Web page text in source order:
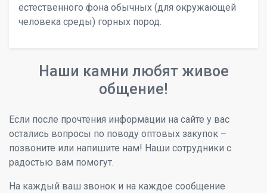
естественного фона обычных (для окружающей
человека среды) горных пород.
Наши камни любят живое
общение!
Если после прочтения информации на сайте у вас
остались вопросы по поводу оптовых закупок –
позвоните или напишите нам! Наши сотрудники с
радостью вам помогут.
На каждый ваш звонок и на каждое сообщение